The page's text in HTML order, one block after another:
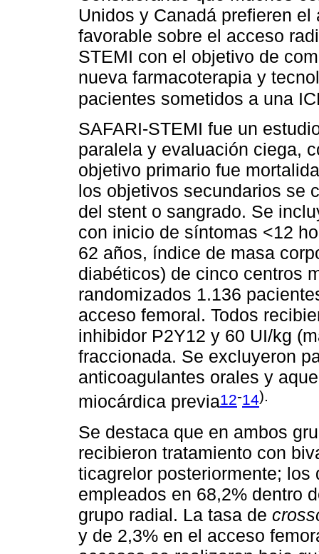
Unidos y Canadá prefieren
favorable sobre el acceso
STEMI con el objetivo de
nueva farmacoterapia y
pacientes sometidos a una
SAFARI-STEMI fue un
paralela y evaluación ciega,
objetivo primario fue
los objetivos secundarios se
del stent o sangrado. Se
con inicio de síntomas <12
62 años, índice de masa
diabéticos) de cinco centros
randomizados 1.136
acceso femoral. Todos
inhibidor P2Y12 y 60 UI/kg
fraccionada. Se excluyeron
anticoagulantes orales y
miocárdica previa12-14).
Se destaca que en ambos
recibieron tratamiento con
ticagrelor posteriormente;
empleados en 68,2% dentro
grupo radial. La tasa de
y de 2,3% en el acceso